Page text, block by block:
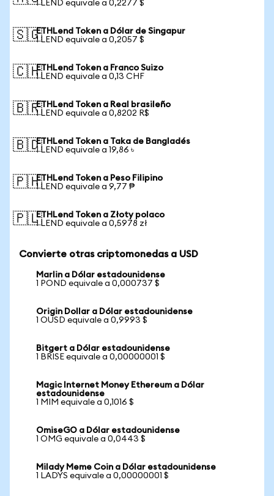
1 LEND equivale a 0,2277 $
🇸🇬ETHLend Token a Dólar de Singapur
1 LEND equivale a 0,2057 $
🇨🇭ETHLend Token a Franco Suizo
1 LEND equivale a 0,13 CHF
🇧🇷ETHLend Token a Real brasileño
1 LEND equivale a 0,8202 R$
🇧🇩ETHLend Token a Taka de Bangladés
1 LEND equivale a 19,86 ৳
🇵🇭ETHLend Token a Peso Filipino
1 LEND equivale a 9,77 ₱
🇵🇱ETHLend Token a Złoty polaco
1 LEND equivale a 0,5978 zł
Convierte otras criptomonedas a USD
Marlin a Dólar estadounidense
1 POND equivale a 0,000737 $
Origin Dollar a Dólar estadounidense
1 OUSD equivale a 0,9993 $
Bitgert a Dólar estadounidense
1 BRISE equivale a 0,00000001 $
Magic Internet Money Ethereum a Dólar
estadounidense
1 MIM equivale a 0,1016 $
OmiseGO a Dólar estadounidense
1 OMG equivale a 0,0443 $
Milady Meme Coin a Dólar estadounidense
1 LADYS equivale a 0,00000001 $